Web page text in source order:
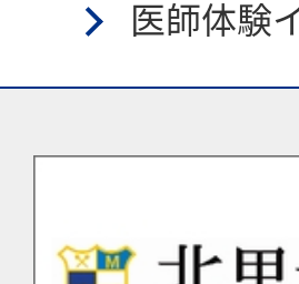
医師体験